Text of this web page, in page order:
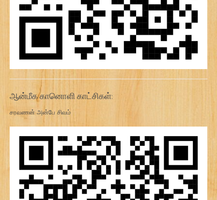
ஆன்மீக கானொளி காட்சிகள்:
சரவணன் அன்பே சிவம்